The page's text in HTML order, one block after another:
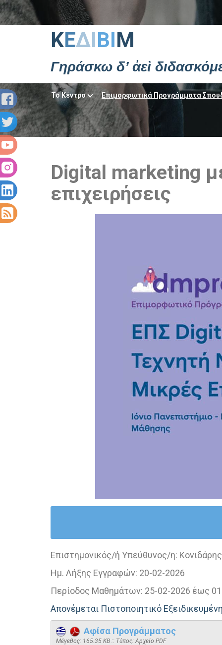
ΚΕΔΙΒΙΜ
Γηράσκω δ’ ἀεὶ
Το Κέντρο Επιμορφωτικά Προγράμματα
Digital marketing
επιχειρήσεις
Επιστημονικός/ή Υπεύθυνος/η:
Ημ. Λήξης Εγγραφών: 20-02-2026
Περίοδος Μαθημάτων: 25-02-2026 έως
Απονέμεται Πιστοποιητικό
Αφίσα Προγράμματος
Mέγεθος: 165.35 KB :: Τύπος: Αρχείο PDF